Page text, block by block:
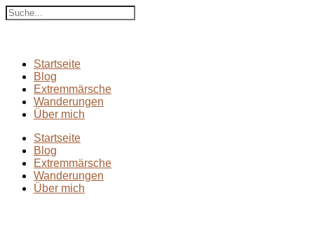
Startseite
Blog
Extremmärsche
Wanderungen
Über mich
Startseite
Blog
Extremmärsche
Wanderungen
Über mich